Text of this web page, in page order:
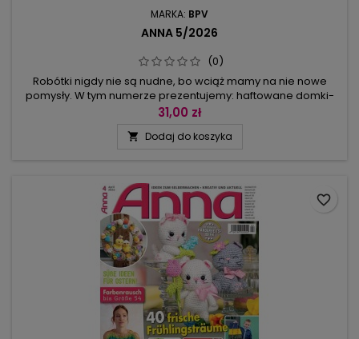
MARKA: BPV
ANNA 5/2026
(0)
Robótki nigdy nie są nudne, bo wciąż mamy na nie nowe
pomysły. W tym numerze prezentujemy: haftowane domki-
szklarenki, zawieszkę z motylem haftowaną hardangerem,
resztek tkanin.Dla spragnionych mody: szydełkowy kolorowy
31,00 zł
 Dodaj do koszyka
favorite_border